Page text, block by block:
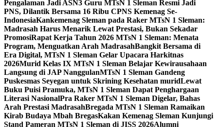
Pengalaman Jadi ASN3 Guru MTsN 1 Sleman Resmi Jadi
PNS, Dilantik Bersama 16 Ribu CPNS Kemenag Se-
IndonesiaKankemenag Sleman pada Raker MTsN 1 Sleman:
Madrasah Harus Menarik Lewat Prestasi, Bukan Sekadar
PromosiRapat Kerja Tahun 2026 MTsN 1 Sleman: Menata
Program, Menguatkan Arah MadrasahBangkit Bersama di
Era Digital, MTsN 1 Sleman Gelar Upacara Harkitnas
2026Murid Kelas IX MTsN 1 Sleman Belajar Kewirausahaan
Langsung di JAP NanggulanMTsN 1 Sleman Gandeng
Puskesmas Seyegan untuk Skrining Kesehatan muridLewat
Buku Puisi Pramuka, MTsN 1 Sleman Dapat Penghargaan
Literasi NasionalPra Raker MTsN 1 Sleman Digelar, Bahas
Arah Prestasi MadrasahBregada MTsN 1 Sleman Ramaikan
Kirab Budaya Mbah BregasKakan Kemenag Sleman Kunjungi
Stand Pameran MTsN 1 Sleman di JISS 2026Alumni